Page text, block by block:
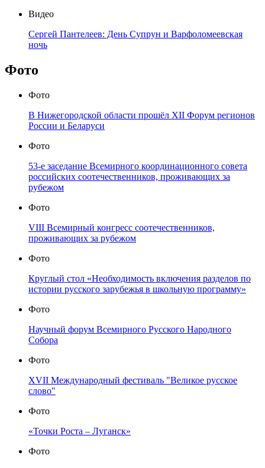
Видео
Сергей Пантелеев: День Супрун и Варфоломеевская
ночь
Фото
Фото
В Нижегородской области прошёл XII Форум регионов
России и Беларуси
Фото
53-е заседание Всемирного координационного совета
российских соотечественников, проживающих за
рубежом
Фото
VIII Всемирный конгресс соотечественников,
проживающих за рубежом
Фото
Круглый стол «Необходимость включения разделов по
истории русского зарубежья в школьную программу»
Фото
Научный форум Всемирного Русского Народного
Собора
Фото
XVII Международный фестиваль "Великое русское
слово"
Фото
«Точки Роста – Луганск»
Фото